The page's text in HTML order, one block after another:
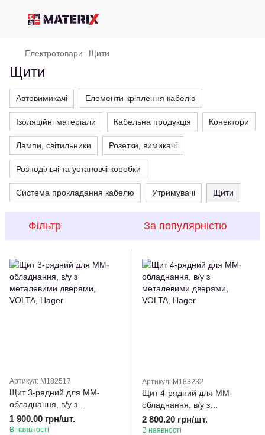
Електротовари Щити
Щити
Автовимикачі Елементи кріплення кабелю
Ізоляційні матеріали Кабельна продукція Конектори
Лампи, світильники Розетки, вимикачі
Розподільчі та установчі коробки
Система прокладання кабелю Утримувачі Щити
Фільтр За популярністю
Артикул: M182517
Щит 3-рядний для ММ-
обладнання, в/у з
металевими дверями,
VOLTA, Hager
1 900.00 грн/шт.
В наявності
Артикул: M183232
Щит 4-рядний для ММ-
обладнання, в/у з
металевими дверями,
VOLTA, Hager
2 800.20 грн/шт.
В наявності